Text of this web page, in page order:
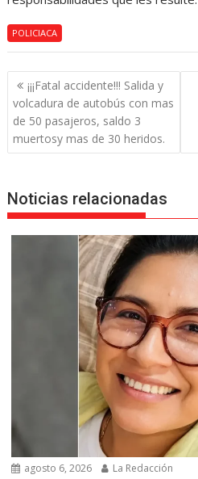
POLICIACA
Navegación
de
entradas
¡¡¡Fatal accidente!!! Salida y
volcadura de autobús con mas
de 50 pasajeros, saldo 3
muertosy mas de 30 heridos.
Noticias relacionadas
agosto 6, 2026 La Redacción